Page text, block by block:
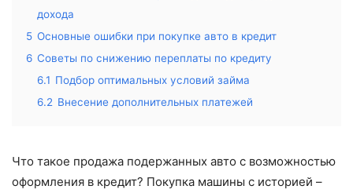
дохода
5 Основные ошибки при покупке авто в кредит
6 Советы по снижению переплаты по кредиту
6.1 Подбор оптимальных условий займа
6.2 Внесение дополнительных платежей
Что такое продажа подержанных авто с возможностью
оформления в кредит? Покупка машины с историей –